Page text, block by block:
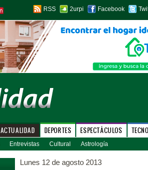
RSS 2urpi Facebook
ACTUALIDAD DEPORTES ESPECTÁCULOS
Entrevistas Cultural Astrología
Lunes 12 de agosto 2013